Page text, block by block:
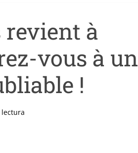
à
vous à un
!